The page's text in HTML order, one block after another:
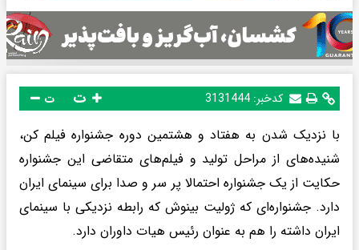
کدخبر: 3131444 ت
با نزدیک شدن به هفتاد و هشتمین دوره جشنواره فیلم کن،
شنیده‌های از مراحل تولید و فیلم‌های متقاضی این جشنواره
حکایت از یک جشنواره احتمالا پر سر و صدا برای سینمای ایران
دارد. جشنواره‌ای که ژولیت بینوش که رابطه نزدیکی با سینمای
ایران داشته را هم به عنوان رئیس هیات داوران دارد.